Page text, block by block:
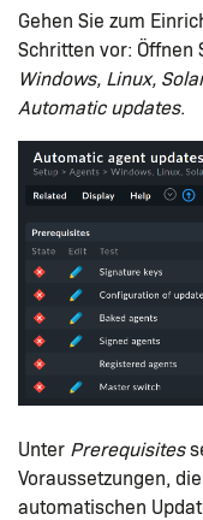
Gehen Sie zum
Schritten vor: Öffnen
Windows, Linux,
Automatic updates.
Unter Prerequisites
Voraussetzungen,
automatischen